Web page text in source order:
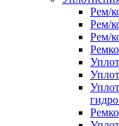
Рем/
Рем/
Рем/